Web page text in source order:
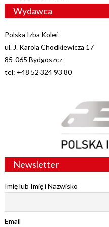
Wydawca
Polska Izba Kolei
ul. J. Karola Chodkiewicza 17
85-065 Bydgoszcz
tel: +48 52 324 93 80
Newsletter
Imię lub Imię i Nazwisko
Email